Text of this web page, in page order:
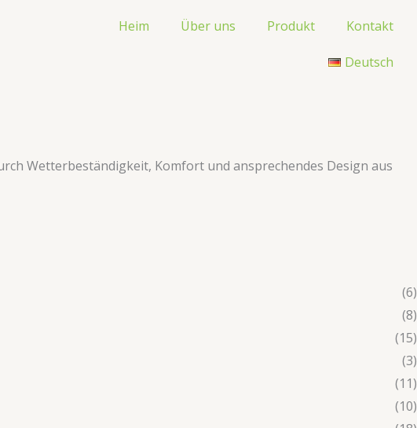
Heim Über uns Produkt Kontakt
Deutsch
Wetterbeständigkeit, Komfort und ansprechendes Design aus
(6)
(8)
(15)
(3)
(11)
(10)